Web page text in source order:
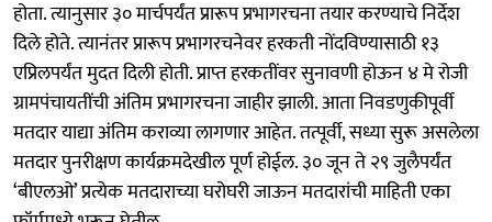
होता. त्यानुसार ३० मार्चपर्यंत प्रारूप प्रभागरचना तयार करण्याचे निर्देश
दिले होते. त्यानंतर प्रारूप प्रभागरचनेवर हरकती नोंदविण्यासाठी १३
एप्रिलपर्यंत मुदत दिली होती. प्राप्त हरकतींवर सुनावणी होऊन ४ मे रोजी
ग्रामपंचायतींची अंतिम प्रभागरचना जाहीर झाली. आता निवडणुकीपूर्वी
मतदार याद्या अंतिम कराव्या लागणार आहेत. तत्पूर्वी, सध्या सुरू असलेला
मतदार पुनरीक्षण कार्यक्रमदेखील पूर्ण होईल. ३० जून ते २९ जुलैपर्यंत
‘बीएलओ’ प्रत्येक मतदाराच्या घरोघरी जाऊन मतदारांची माहिती एका